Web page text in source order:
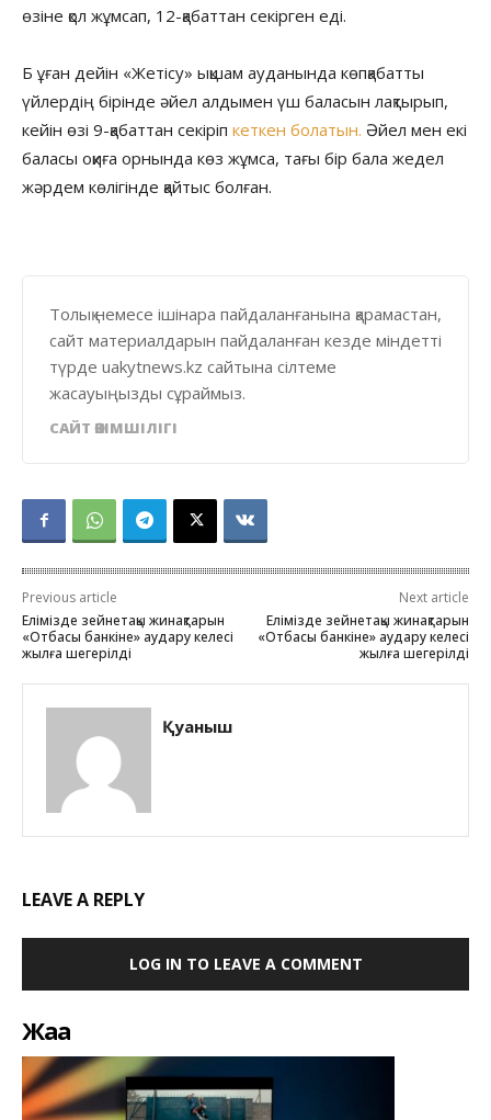
өзіне қол жұмсап, 12-қабаттан секірген еді.
Б ұған дейін «Жетісу» ықшам ауданында көпқабатты
үйлердің бірінде әйел алдымен үш баласын лақтырып,
кейін өзі 9-қабаттан секіріп кеткен болатын. Әйел мен екі
баласы оқиға орнында көз жұмса, тағы бір бала жедел
жәрдем көлігінде қайтыс болған.
Толық немесе ішінара пайдаланғанына қарамастан,
сайт материалдарын пайдаланған кезде міндетті
түрде uakytnews.kz сайтына сілтеме
жасауыңызды сұраймыз.
САЙТ ӘКІМШІЛІГІ
Previous article
Елімізде зейнетақы жинақтарын
«Отбасы банкіне» аудару келесі
жылға шегерілді
Next article
Елімізде зейнетақы жинақтарын
«Отбасы банкіне» аудару келесі
жылға шегерілді
Қуаныш
LEAVE A REPLY
LOG IN TO LEAVE A COMMENT
Жаңа